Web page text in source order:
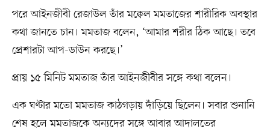
পরে আইনজীবী রেজাউল তাঁর মক্কেল মমতাজের শারীরিক অবস্থার
কথা জানতে চান। মমতাজ বলেন, ‘আমার শরীর ঠিক আছে। তবে
প্রেশারটা আপ-ডাউন করছে।’
প্রায় ১৫ মিনিট মমতাজ তাঁর আইনজীবীর সঙ্গে কথা বলেন।
এক ঘণ্টার মতো মমতাজ কাঠগড়ায় দাঁড়িয়ে ছিলেন। সবার শুনানি
শেষ হলে মমতাজকে অন্যদের সঙ্গে আবার আদালতের